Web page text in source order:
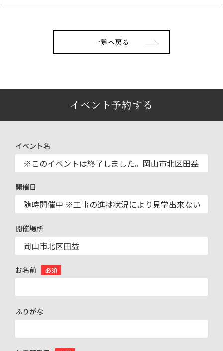
一覧へ戻る
イベント予約する
イベント名
開催日
開催場所
お名前 必須
ふりがな